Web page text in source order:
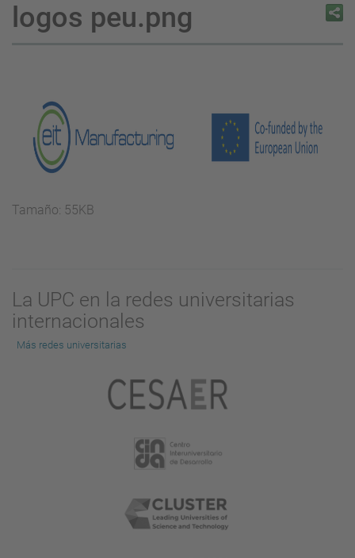
logos peu.png
Haga
imagen
Tamaño: 55KB
La UPC en la redes universitarias
internacionales
Más redes universitarias